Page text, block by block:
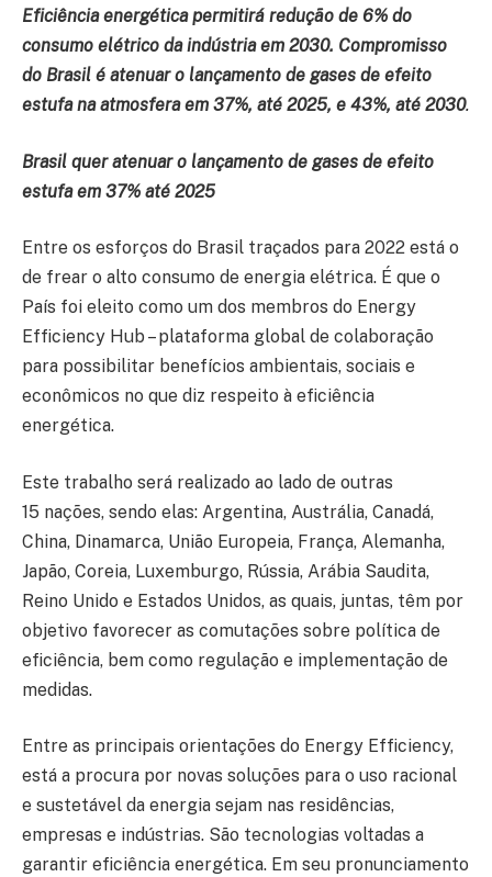
Eficiência energética permitirá redução de 6% do
consumo elétrico da indústria em 2030. Compromisso
do Brasil é atenuar o lançamento de gases de efeito
estufa na atmosfera em 37%, até 2025, e 43%, até 2030.
Brasil quer atenuar o lançamento de gases de efeito
estufa em 37% até 2025
Entre os esforços do Brasil traçados para 2022 está o
de frear o alto consumo de energia elétrica. É que o
País foi eleito como um dos membros do Energy
Efficiency Hub – plataforma global de colaboração
para possibilitar benefícios ambientais, sociais e
econômicos no que diz respeito à eficiência
energética.
Este trabalho será realizado ao lado de outras
15 nações, sendo elas: Argentina, Austrália, Canadá,
China, Dinamarca, União Europeia, França, Alemanha,
Japão, Coreia, Luxemburgo, Rússia, Arábia Saudita,
Reino Unido e Estados Unidos, as quais, juntas, têm por
objetivo favorecer as comutações sobre política de
eficiência, bem como regulação e implementação de
medidas.
Entre as principais orientações do Energy Efficiency,
está a procura por novas soluções para o uso racional
e sustetável da energia sejam nas residências,
empresas e indústrias. São tecnologias voltadas a
garantir eficiência energética. Em seu pronunciamento